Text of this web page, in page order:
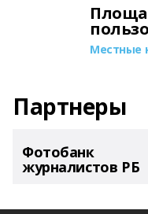
Местные
Партнеры
Фотобанк
журналистов РБ